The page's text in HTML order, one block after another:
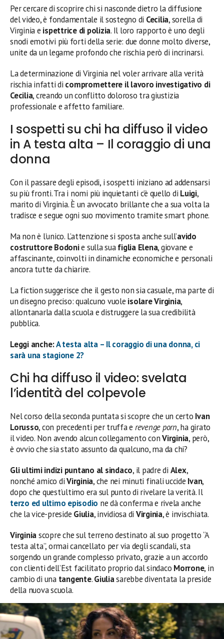
Per cercare di scoprire chi si nasconde dietro la diffusione
del video, è fondamentale il sostegno di Cecilia, sorella di
Virginia e ispettrice di polizia. Il loro rapporto è uno degli
snodi emotivi più forti della serie: due donne molto diverse,
unite da un legame profondo che rischia però di incrinarsi.
La determinazione di Virginia nel voler arrivare alla verità
rischia infatti di compromettere il lavoro investigativo di
Cecilia, creando un conflitto doloroso tra giustizia
professionale e affetto familiare.
I sospetti su chi ha diffuso il video
in A testa alta – Il coraggio di una
donna
Con il passare degli episodi, i sospetti iniziano ad addensarsi
su più fronti. Tra i nomi più inquietanti c’è quello di Luigi,
marito di Virginia. È un avvocato brillante che a sua volta la
tradisce e segue ogni suo movimento tramite smart phone.
Ma non è l’unico. L’attenzione si sposta anche sull’avido
costruttore Bodonie sulla suafiglia Elena, giovane e
affascinante, coinvolti in dinamiche economiche e personali
ancora tutte da chiarire.
La fiction suggerisce che il gesto non sia casuale, ma parte di
un disegno preciso: qualcuno vuole isolare Virginia,
allontanarla dalla scuola e distruggere la sua credibilità
pubblica.
Leggi anche:A testa alta – Il coraggio di una donna, ci
sarà una stagione 2?
Chi ha diffuso il video: svelata
l’identità del colpevole
Nel corso della seconda puntata si scopre che un certo Ivan
Lorusso, con precedenti per truffa e revenge porn, ha girato
il video. Non avendo alcun collegamento conVirginia, però,
è ovvio che sia stato assunto da qualcuno, ma da chi?
Gli ultimi indizi puntano al sindaco, il padre di Alex,
nonché amico diVirginia, che nei minuti finali uccide Ivan,
dopo che quest’ultimo era sul punto di rivelare la verità. Il
terzo ed ultimo episodio ne dà conferma e rivela anche
che la vice-preside Giulia, invidiosa di Virginia, è invischiata.
Virginiascopre che sul terreno destinato al suo progetto “A
testa alta”, ormai cancellato per via degli scandali, sta
sorgendo un grande complesso privato, grazie a un accordo
con clienti dell’Est facilitato proprio dal sindaco Morrone, in
cambio di una tangente.Giuliasarebbe diventata la preside
della nuova scuola.